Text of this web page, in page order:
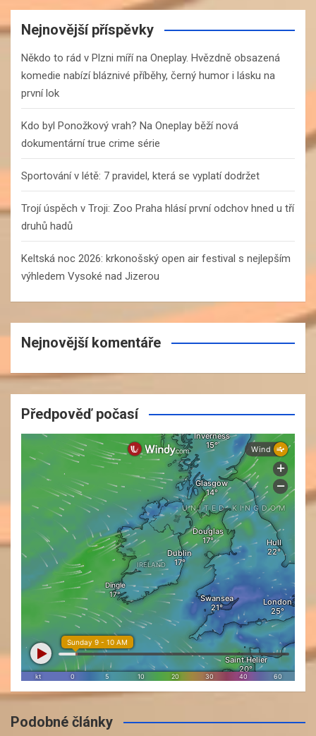
r
c
Nejnovější příspěvky
Někdo to rád v Plzni míří na Oneplay. Hvězdně obsazená
komedie nabízí bláznivé příběhy, černý humor i lásku na
první lok
Kdo byl Ponožkový vrah? Na Oneplay běží nová
dokumentární true crime série
Sportování v létě: 7 pravidel, která se vyplatí dodržet
Trojí úspěch v Troji: Zoo Praha hlásí první odchov hned u tří
druhů hadů
Keltská noc 2026: krkonošský open air festival s nejlepším
výhledem Vysoké nad Jizerou
Nejnovější komentáře
Předpověď počasí
Podobné články